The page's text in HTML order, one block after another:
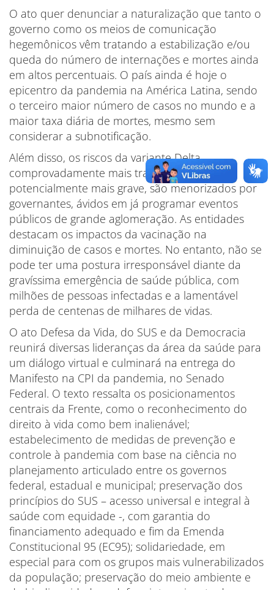
O ato quer denunciar a naturalização que tanto o
governo como os meios de comunicação
hegemônicos vêm tratando a estabilização e/ou
queda do número de internações e mortes ainda
em altos percentuais. O país ainda é hoje o
epicentro da pandemia na América Latina, sendo
o terceiro maior número de casos no mundo e a
maior taxa diária de mortes, mesmo sem
considerar a subnotificação.
Além disso, os riscos da variante Delta,
comprovadamente mais transmissível e
potencialmente mais grave, são menorizados por
governantes, ávidos em já programar eventos
públicos de grande aglomeração. As entidades
destacam os impactos da vacinação na
diminuição de casos e mortes. No entanto, não se
pode ter uma postura irresponsável diante da
gravíssima emergência de saúde pública, com
milhões de pessoas infectadas e a lamentável
perda de centenas de milhares de vidas.
O ato Defesa da Vida, do SUS e da Democracia
reunirá diversas lideranças da área da saúde para
um diálogo virtual e culminará na entrega do
Manifesto na CPI da pandemia, no Senado
Federal. O texto ressalta os posicionamentos
centrais da Frente, como o reconhecimento do
direito à vida como bem inalienável;
estabelecimento de medidas de prevenção e
controle à pandemia com base na ciência no
planejamento articulado entre os governos
federal, estadual e municipal; preservação dos
princípios do SUS – acesso universal e integral à
saúde com equidade -, com garantia do
financiamento adequado e fim da Emenda
Constitucional 95 (EC95); solidariedade, em
especial para com os grupos mais vulnerabilizados
da população; preservação do meio ambiente e